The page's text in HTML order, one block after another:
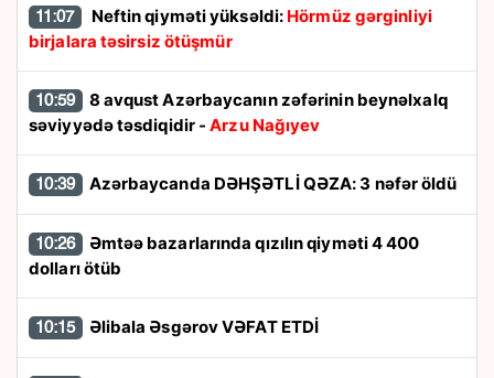
11:07 Neftin qiyməti yüksəldi: Hörmüz gərginliyi
birjalara təsirsiz ötüşmür
10:59
səviyyədə təsdiqidir -Arzu Nağıyev
10:39 Azərbaycanda DƏHŞƏTLİ QƏZA: 3 nəfər öldü
10:26
dolları ötüb
10:15 Əlibala Əsgərov VƏFAT ETDİ